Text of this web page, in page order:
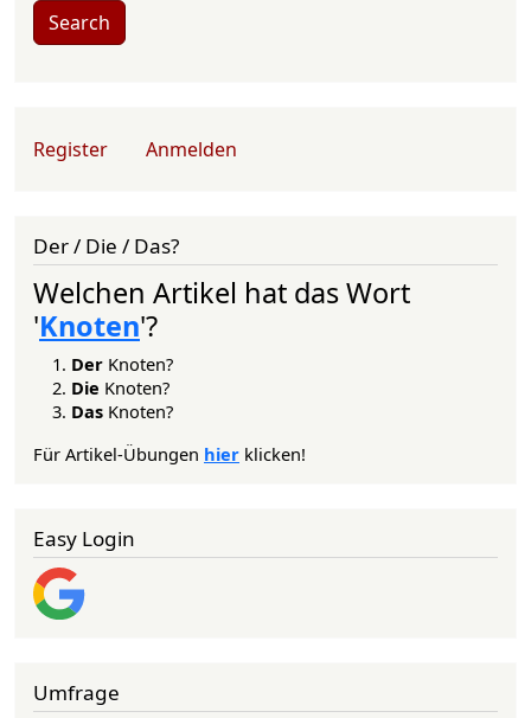
Search
User account menu
Register Anmelden
Der / Die / Das?
Welchen Artikel hat das Wort
'Knoten'?
Der Knoten?
Die Knoten?
Das Knoten?
Für Artikel-Übungen hier klicken!
Easy Login
Umfrage